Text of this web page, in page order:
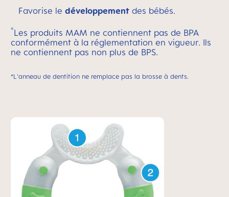
Favorise le développement des bébés.
°Les produits MAM ne contiennent pas de BPA
conformément à la réglementation en vigueur. Ils
ne contiennent pas non plus de BPS.
*L'anneau de dentition ne remplace pas la brosse à dents.